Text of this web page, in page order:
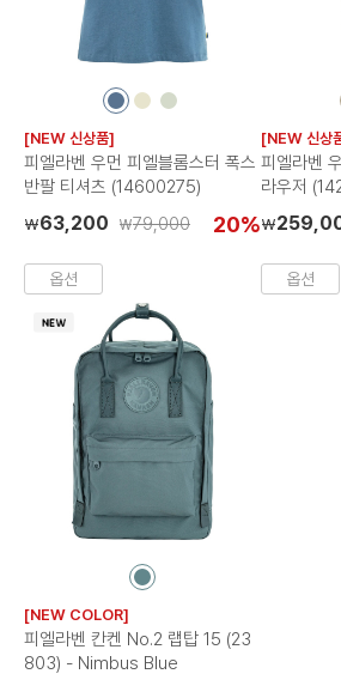
컬
컬
컬
[NEW 신상품]
피엘라벤 우먼 피엘블롬스터 폭스
반팔 티셔츠 (14600275)
₩63,200 ₩79,000 20%
옵션
[NEW 신상
피엘라벤
라우저
₩
옵션
컬
[NEW COLOR]
피엘라벤 칸켄 No.2 랩탑 15 (23
803) - Nimbus Blue